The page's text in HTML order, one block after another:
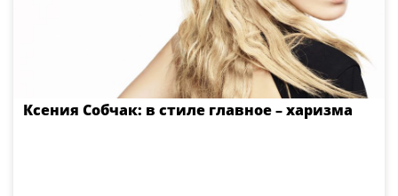
Ксения Собчак: в стиле главное – харизма